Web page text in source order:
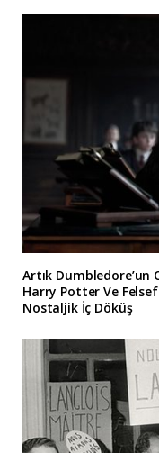
Artık Dumbledore’un
Harry Potter Ve
Nostaljik İç Döküş